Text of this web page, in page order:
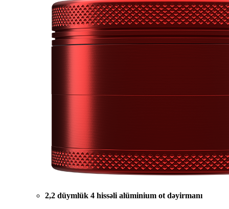
2,2 düymlük 4 hissəli alüminium ot dəyirmanı